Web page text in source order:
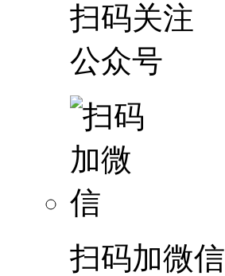
扫码关注
公众号
扫码加微信